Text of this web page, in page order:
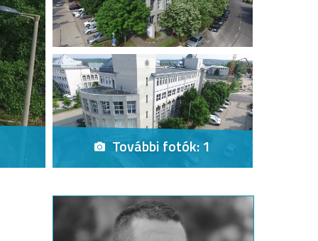
További fotók: 1